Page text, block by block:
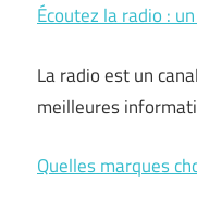
Écoutez la radio :
La radio est un
meilleures
Quelles marques